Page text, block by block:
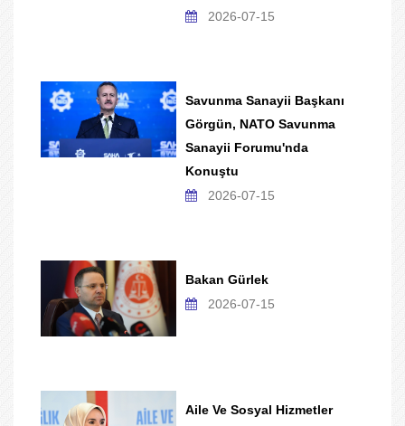
2026-07-15
Savunma Sanayii Başkanı
Görgün, NATO Savunma
Sanayii Forumu'nda
Konuştu
2026-07-15
Bakan Gürlek
2026-07-15
Aile Ve Sosyal Hizmetler